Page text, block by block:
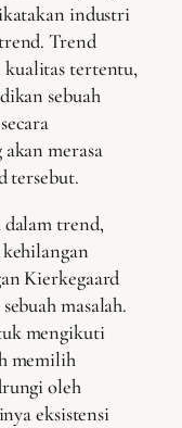
industri
Trend
kualitas tertentu,
sebuah
merasa
tersebut.
dalam trend,
kehilangan
Kierkegaard
masalah.
mengikuti
memilih
oleh
eksistensi